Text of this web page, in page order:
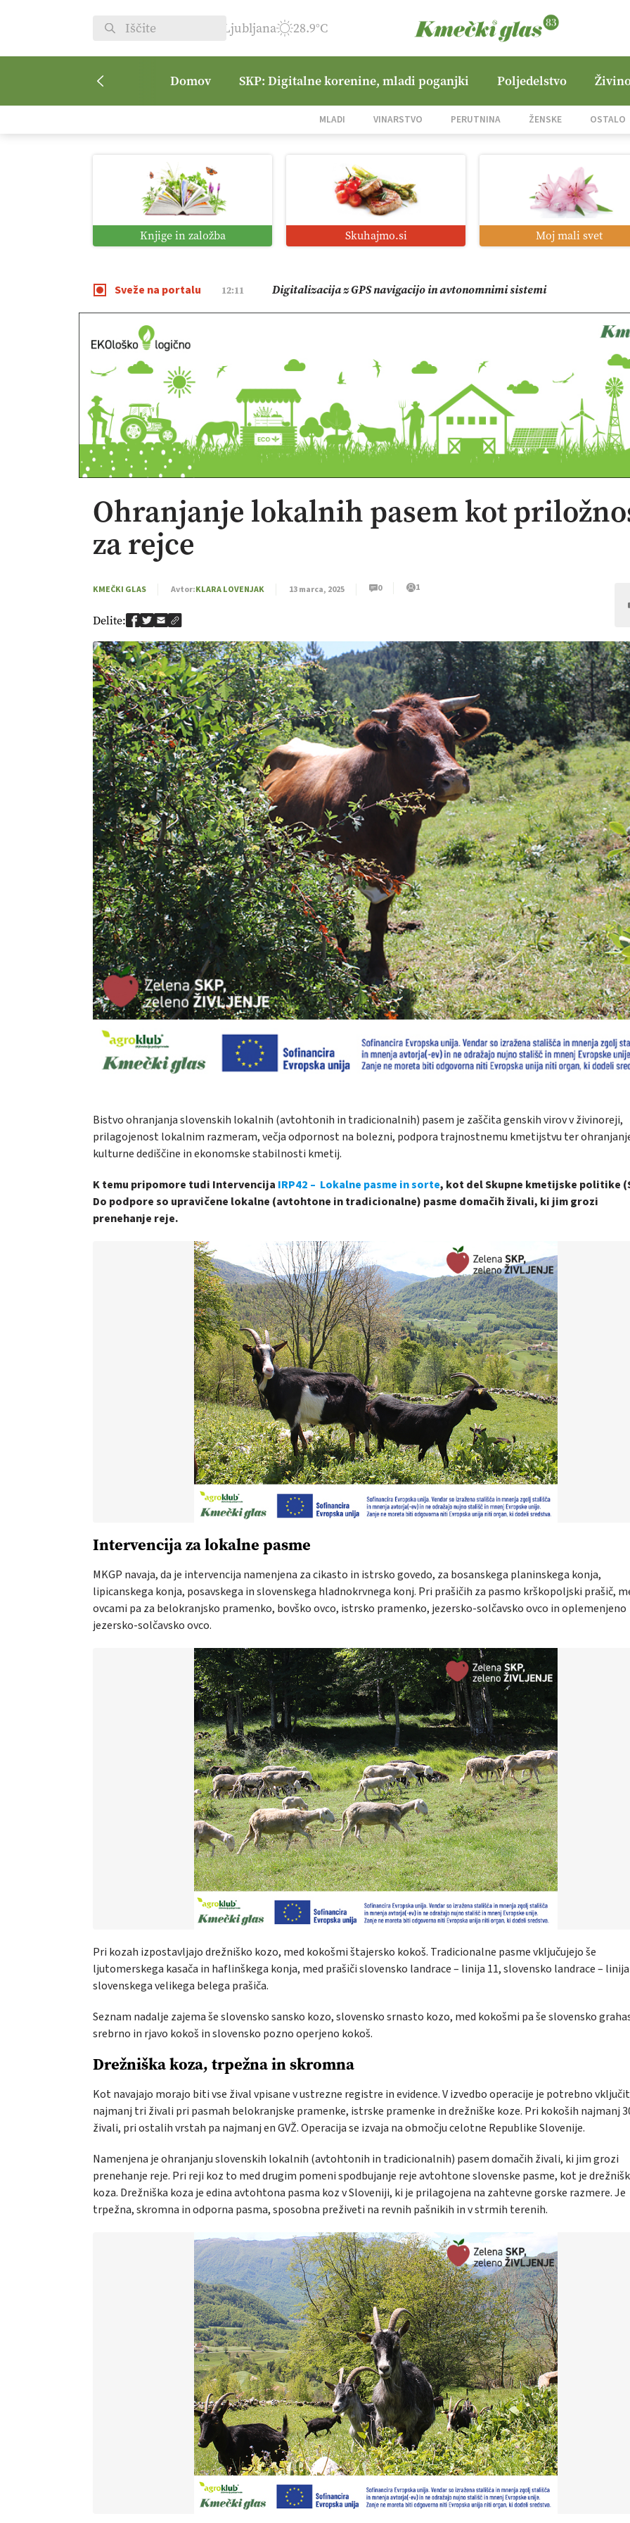
Ljubljana 28.9°C
Domov SKP: Digitalne korenine, mladi poganjki Poljedelstvo
MLADI VINARSTVO PERUTNINA ŽENSKE OSTALO
Knjige in založba Skuhajmo.si Moj mali svet
Sveže na portalu
08:50 Vrt Dvorjane Hills
01:38 Digitalno od satelita do prašičjega korita
12:11 Digitalizacija z GPS navigacijo in avtonomnimi sistemi
09:09 Pomagajmo družini Bregar po uničujočem požaru
Ohranjanje lokalnih pasem kot
za rejce
KMEČKI GLAS Avtor:KLARA LOVENJAK 13 marca, 2025 0 1
Delite:
Bistvo ohranjanja slovenskih lokalnih (avtohtonih in tradicionalnih) pasem je zaščita genskih virov v živinoreji,
prilagojenost lokalnim razmeram, večja odpornost na bolezni, podpora trajnostnemu kmetijstvu ter
kulturne dediščine in ekonomske stabilnosti kmetij.
K temu pripomore tudi Intervencija IRP42 – Lokalne pasme in sorte, kot del Skupne kmetijske politike
Do podpore so upravičene lokalne (avtohtone in tradicionalne) pasme domačih živali, ki jim grozi
prenehanje reje.
Intervencija za lokalne pasme
MKGP navaja, da je intervencija namenjena za cikasto in istrsko govedo, za bosanskega planinskega konja,
lipicanskega konja, posavskega in slovenskega hladnokrvnega konj. Pri prašičih za pasmo krškopoljski prašič,
ovcami pa za belokranjsko pramenko, bovško ovco, istrsko pramenko, jezersko-solčavsko ovco in oplemenjeno
jezersko-solčavsko ovco.
Pri kozah izpostavljajo drežniško kozo, med kokošmi štajersko kokoš. Tradicionalne pasme vključujejo še
ljutomerskega kasača in haflinškega konja, med prašiči slovensko landrace – linija 11, slovensko landrace –
slovenskega velikega belega prašiča.
Seznam nadalje zajema še slovensko sansko kozo, slovensko srnasto kozo, med kokošmi pa še slovensko
srebrno in rjavo kokoš in slovensko pozno operjeno kokoš.
Drežniška koza, trpežna in skromna
Kot navajajo morajo biti vse žival vpisane v ustrezne registre in evidence. V izvedbo operacije je potrebno
najmanj tri živali pri pasmah belokranjske pramenke, istrske pramenke in drežniške koze. Pri kokoših najmanj
živali, pri ostalih vrstah pa najmanj en GVŽ. Operacija se izvaja na območju celotne Republike Slovenije.
Namenjena je ohranjanju slovenskih lokalnih (avtohtonih in tradicionalnih) pasem domačih živali, ki jim grozi
prenehanje reje. Pri reji koz to med drugim pomeni spodbujanje reje avtohtone slovenske pasme, kot je
koza. Drežniška koza je edina avtohtona pasma koz v Sloveniji, ki je prilagojena na zahtevne gorske razmere. Je
trpežna, skromna in odporna pasma, sposobna preživeti na revnih pašnikih in v strmih terenih.